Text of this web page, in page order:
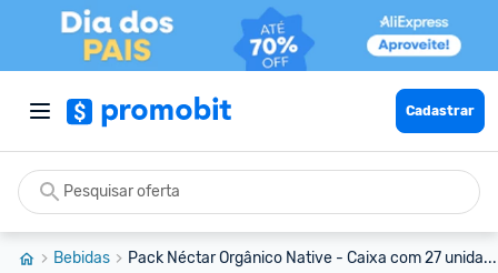
Cadastrar
Bebidas Pack Néctar Orgânico Native - Caixa com 27 unida...